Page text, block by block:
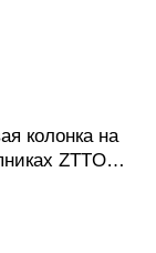
колонка на
ZTTO |
1/8" - 1-1/2"